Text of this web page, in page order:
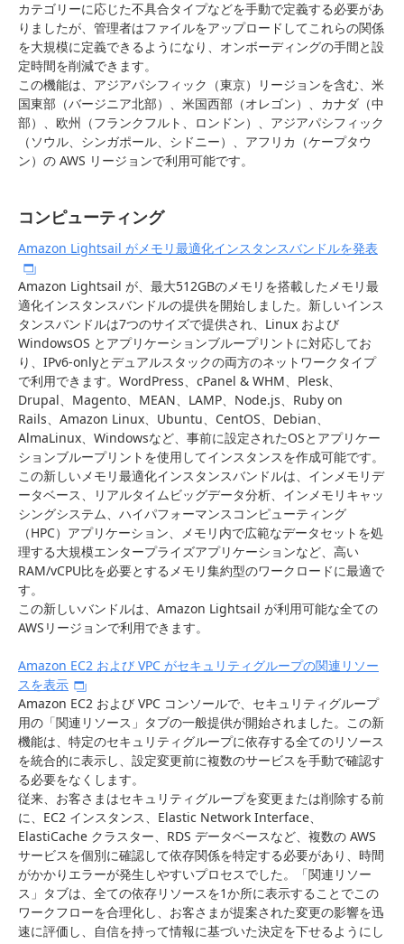
カテゴリーに応じた不具合タイプなどを手動で定義する必要があ
りましたが、管理者はファイルをアップロードしてこれらの関係
を大規模に定義できるようになり、オンボーディングの手間と設
定時間を削減できます。
この機能は、アジアパシフィック（東京）リージョンを含む、米
国東部（バージニア北部）、米国西部（オレゴン）、カナダ（中
部）、欧州（フランクフルト、ロンドン）、アジアパシフィック
（ソウル、シンガポール、シドニー）、アフリカ（ケープタウ
ン）の AWS リージョンで利用可能です。
コンピューティング
Amazon Lightsail がメモリ最適化インスタンスバンドルを発表
Amazon Lightsail が、最大512GBのメモリを搭載したメモリ最
適化インスタンスバンドルの提供を開始しました。新しいインス
タンスバンドルは7つのサイズで提供され、Linux および
WindowsOS とアプリケーションブループリントに対応してお
り、IPv6-onlyとデュアルスタックの両方のネットワークタイプ
で利用できます。WordPress、cPanel & WHM、Plesk、
Drupal、Magento、MEAN、LAMP、Node.js、Ruby on
Rails、Amazon Linux、Ubuntu、CentOS、Debian、
AlmaLinux、Windowsなど、事前に設定されたOSとアプリケー
ションブループリントを使用してインスタンスを作成可能です。
この新しいメモリ最適化インスタンスバンドルは、インメモリデ
ータベース、リアルタイムビッグデータ分析、インメモリキャッ
シングシステム、ハイパフォーマンスコンピューティング
（HPC）アプリケーション、メモリ内で広範なデータセットを処
理する大規模エンタープライズアプリケーションなど、高い
RAM/vCPU比を必要とするメモリ集約型のワークロードに最適で
す。
この新しいバンドルは、Amazon Lightsail が利用可能な全ての
AWSリージョンで利用できます。
Amazon EC2 および VPC がセキュリティグループの関連リソー
スを表示
Amazon EC2 および VPC コンソールで、セキュリティグループ
用の「関連リソース」タブの一般提供が開始されました。この新
機能は、特定のセキュリティグループに依存する全てのリソース
を統合的に表示し、設定変更前に複数のサービスを手動で確認す
る必要をなくします。
従来、お客さまはセキュリティグループを変更または削除する前
に、EC2 インスタンス、Elastic Network Interface、
ElastiCache クラスター、RDS データベースなど、複数の AWS
サービスを個別に確認して依存関係を特定する必要があり、時間
がかかりエラーが発生しやすいプロセスでした。「関連リソー
ス」タブは、全ての依存リソースを1か所に表示することでこの
ワークフローを合理化し、お客さまが提案された変更の影響を迅
速に評価し、自信を持って情報に基づいた決定を下せるようにし